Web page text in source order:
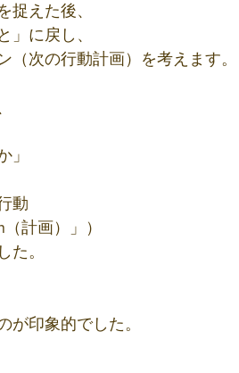
捉えた後、
」に戻し、
（次の行動計画）を考えます。
」
動
計画）」）
た。
が印象的でした。